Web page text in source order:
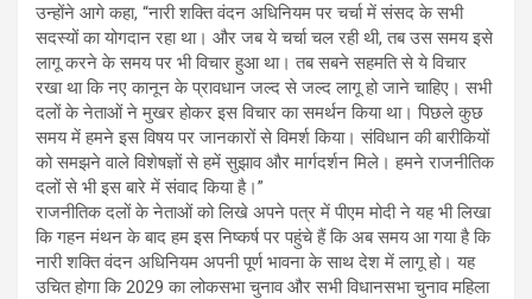
उन्होंने आगे कहा, “नारी शक्ति वंदन अधिनियम पर चर्चा में संसद के सभी
सदस्यों का योगदान रहा था। और जब ये चर्चा चल रही थी, तब उस समय इसे
लागू करने के समय पर भी विचार हुआ था। तब सबने सहमति से ये विचार
रखा था कि नए कानून के प्रावधान जल्द से जल्द लागू हो जाने चाहिए। सभी
दलों के नेताओं ने मुखर होकर इस विचार का समर्थन किया था। पिछले कुछ
समय में हमने इस विषय पर जानकारों से विमर्श किया। संविधान की बारीकियों
को समझने वाले विशेषज्ञों से हमें सुझाव और मार्गदर्शन मिले। हमने राजनीतिक
दलों से भी इस बारे में संवाद किया है।”
राजनीतिक दलों के नेताओं को लिखे अपने पत्र में पीएम मोदी ने यह भी लिखा
कि गहन मंथन के बाद हम इस निष्कर्ष पर पहुंचे हैं कि अब समय आ गया है कि
नारी शक्ति वंदन अधिनियम अपनी पूर्ण भावना के साथ देश में लागू हो। यह
उचित होगा कि 2029 का लोकसभा चुनाव और सभी विधानसभा चुनाव महिला